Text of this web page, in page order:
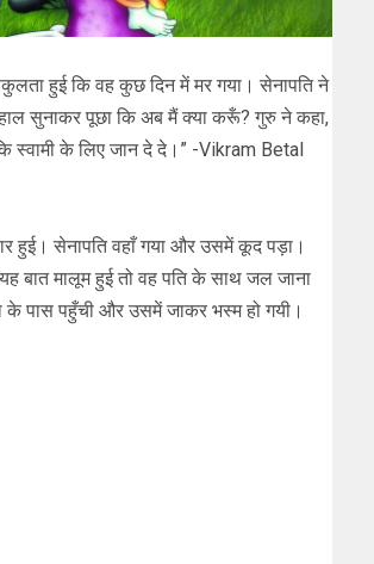
हुई कि वह कुछ दिन में मर गया। सेनापति ने
सुनाकर पूछा कि अब मैं क्या करूँ? गुरु ने कहा,
स्वामी के लिए जान दे दे।” -Vikram Betal
हुई। सेनापति वहाँ गया और उसमें कूद पड़ा।
यह बात मालूम हुई तो वह पति के साथ जल जाना
के पास पहुँची और उसमें जाकर भस्म हो गयी।